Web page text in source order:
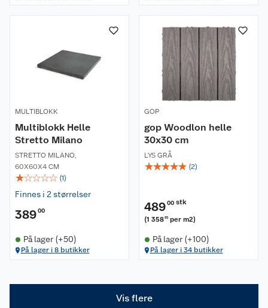
MULTIBLOKK
Multiblokk Helle
Stretto Milano
STRETTO MILANO,
60X60X4 CM
☆☆☆☆☆ (1)
Finnes i 2 størrelser
38900
På lager (+50)
På lager i 8 butikker
GOP
gop Woodlon helle
30x30 cm
LYS GRÅ
☆☆☆☆☆ (2)
48900 stk
(1 35835 per m2)
På lager (+100)
På lager i 34 butikker
Vis flere
Butikker
Kontakt oss
Retur- og angrerett
Reklamasjon
Pakkesporing
Leveringstid
Leie tilhenger
Om oss
Våre merkevarer
Våre kjeder
Kjøpsvilkår
Personvern
Ledige stillinger
Bærekraft
Lavprisløfte
Coop medlem
Retur av el-avfall
Hageinspirasjon
Grillens verden
Hage og utemiljø